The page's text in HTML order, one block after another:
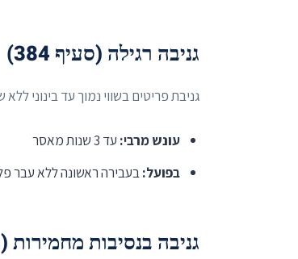
גניבה רגילה (סעיף 384)
גניבת פריטים בשווי נמוך עד בינוני
עונש מרבי: עד 3 שנות מאסר
בפועל:בעבירה ראשונה ללא עבר
גניבה בנסיבות מחמירות